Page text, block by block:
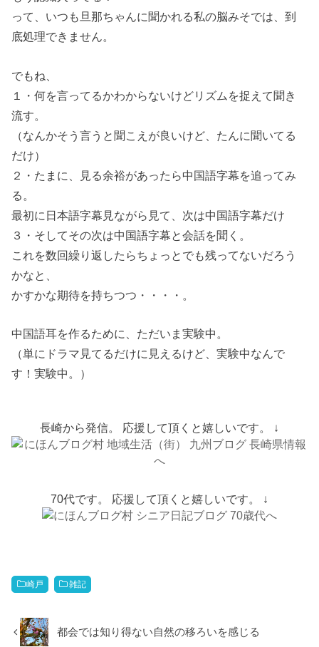
って、いつも旦那ちゃんに聞かれる私の脳みそでは、到
底処理できません。
でもね、
１・何を言ってるかわからないけどリズムを捉えて聞き
流す。
（なんかそう言うと聞こえが良いけど、たんに聞いてる
だけ）
２・たまに、見る余裕があったら中国語字幕を追ってみ
る。
最初に日本語字幕見ながら見て、次は中国語字幕だけ
３・そしてその次は中国語字幕と会話を聞く。
これを数回繰り返したらちょっとでも残ってないだろう
かなと、
かすかな期待を持ちつつ・・・・。
中国語耳を作るために、ただいま実験中。
（単にドラマ見てるだけに見えるけど、実験中なんで
す！実験中。）
長崎から発信。 応援して頂くと嬉しいです。 ↓
70代です。 応援して頂くと嬉しいです。 ↓
崎戸 雑記
都会では知り得ない自然の移ろいを感じる